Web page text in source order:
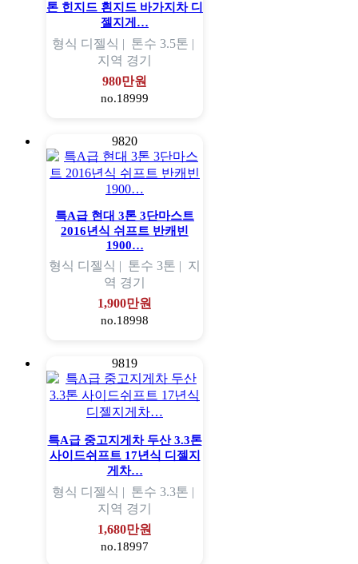
톤 힌지드 흰지드 바가지차 디
젤지게…
형식 디젤식 | 톤수 3.5톤 |
지역 경기
980만원
no.18999
9820
특A급 현대 3톤 3단마스트
2016년식 쉬프트 반캐빈
1900…
형식 디젤식 | 톤수 3톤 | 지
역 경기
1,900만원
no.18998
9819
특A급 중고지게차 두산 3.3톤
사이드쉬프트 17년식 디젤지
게차…
형식 디젤식 | 톤수 3.3톤 |
지역 경기
1,680만원
no.18997